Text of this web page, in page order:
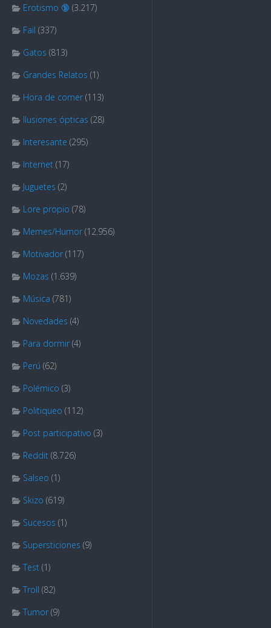
Erotismo 🔞 (3.217)
Fail (337)
Gatos (813)
Grandes Relatos (1)
Hora de comer (113)
Ilusiones ópticas (28)
Interesante (295)
Internet (17)
Juguetes (2)
Lore propio (78)
Memes/Humor (12.956)
Motivador (117)
Mozas (1.639)
Música (781)
Novedades (4)
Para dormir (4)
Perú (62)
Polémico (3)
Politiqueo (112)
Post participativo (3)
Reddit (8.726)
Salseo (1)
Skizo (619)
Sucesos (1)
Supersticiones (9)
Test (1)
Troll (82)
Tumor (9)